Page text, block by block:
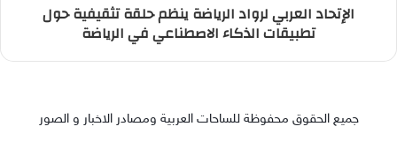
الإتحاد العربي لرواد الرياضة ينظم حلقة تثقيفية حول
تطبيقات الذكاء الاصطناعي في الرياضة
جميع الحقوق محفوظة للساحات العربية ومصادر الاخبار و الصور